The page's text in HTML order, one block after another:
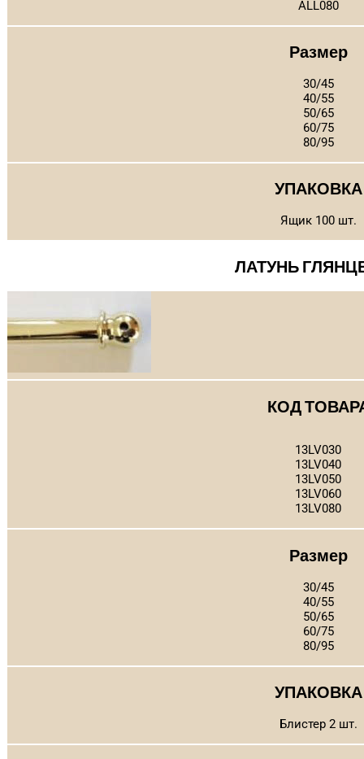
ALL080
Размер
30/45
40/55
50/65
60/75
80/95
УПАКОВКА
Ящик 100 шт.
ЛАТУНЬ
КОД
13LV030
13LV040
13LV050
13LV060
13LV080
Размер
30/45
40/55
50/65
60/75
80/95
УПАКОВКА
Блистер 2 шт.